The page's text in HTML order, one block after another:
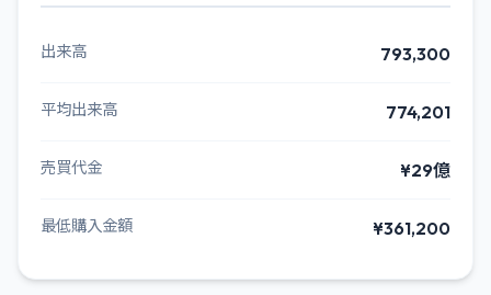
出来高 793,300
平均出来高 774,201
売買代金 ¥29億
最低購入金額 ¥361,200